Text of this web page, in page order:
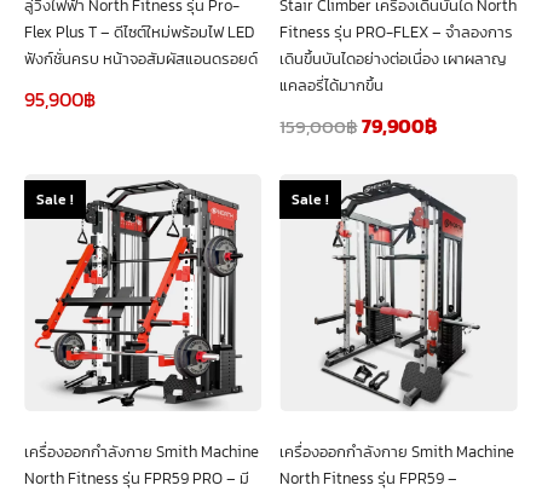
ลู่วิ่งไฟฟ้า North Fitness รุ่น Pro-
Flex Plus T – ดีไซต์ใหม่พร้อมไฟ LED
ฟังก์ชั่นครบ หน้าจอสัมผัสแอนดรอยด์
95,900฿
Stair Climber เครื่องเดินบันได North
Fitness รุ่น PRO-FLEX – จำลองการ
เดินขึ้นบันไดอย่างต่อเนื่อง เผาผลาญ
แคลอรี่ได้มากขึ้น
159,000฿79,900฿
Sale !
เครื่องออกกำลังกาย Smith Machine
North Fitness รุ่น FPR59 PRO – มี
Sale !
เครื่องออกกำลังกาย Smith Machine
North Fitness รุ่น FPR59 –